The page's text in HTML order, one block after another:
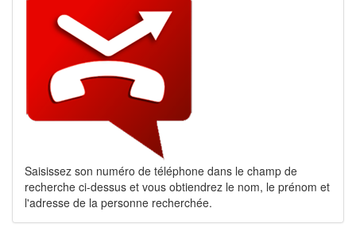
Saisissez son numéro de téléphone dans le champ de
recherche ci-dessus et vous obtiendrez le nom, le prénom et
l'adresse de la personne recherchée.